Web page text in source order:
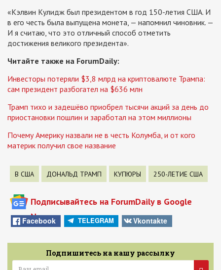
«Кэлвин Кулидж был президентом в год 150-летия США. И
в его честь была выпущена монета, — напомнил чиновник. —
И я считаю, что это отличный способ отметить
достижения великого президента».
Читайте также на ForumDaily:
Инвесторы потеряли $3,8 млрд на криптовалюте Трампа:
сам президент разбогател на $636 млн
Трамп тихо и задешёво приобрел тысячи акций за день до
приостановки пошлин и заработал на этом миллионы
Почему Америку назвали не в честь Колумба, и от кого
материк получил свое название
В США ДОНАЛЬД ТРАМП КУПЮРЫ 250-ЛЕТИЕ США
Подписывайтесь на ForumDaily в Google
News
Facebook TELEGRAM Vkontakte
Подпишитесь на нашу рассылку